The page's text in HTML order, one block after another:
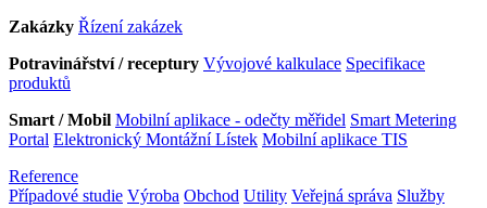
Zakázky Řízení zakázek
Potravinářství / receptury Vývojové kalkulace Specifikace
produktů
Smart / Mobil Mobilní aplikace - odečty měřidel Smart Metering
Portal Elektronický Montážní Lístek Mobilní aplikace TIS
Reference
Případové studie Výroba Obchod Utility Veřejná správa Služby